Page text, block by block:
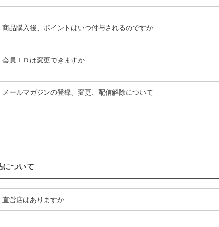
商品購入後、ポイントはいつ付与されるのですか
会員ＩＤは変更できますか
メールマガジンの登録、変更、配信解除について
について
直営店はありますか